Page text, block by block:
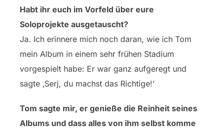
Habt ihr euch im Vorfeld über eure
Soloprojekte ausgetauscht?
Ja. Ich erinnere mich noch daran, wie ich Tom
mein Album in einem sehr frühen Stadium
vorgespielt habe: Er war ganz aufgeregt und
sagte ‚Serj, du machst das Richtige!’
Tom sagte mir, er genieße die Reinheit seines
Albums und dass alles von ihm selbst komme